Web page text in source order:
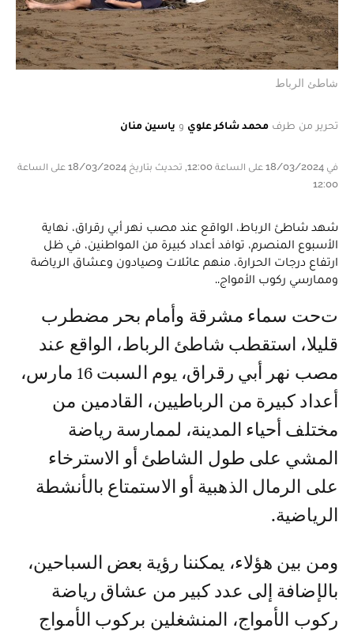
شاطئ الرباط
تحرير من طرف محمد شاكر علوي و ياسين منان
في 18/03/2024 على الساعة 12:00, تحديث بتاريخ 18/03/2024 على الساعة
12:00
شهد شاطئ الرباط، الواقع عند مصب نهر أبي رقراق، نهاية
الأسبوع المنصرم، توافد أعداد كبيرة من المواطنين، في ظل
ارتفاع درجات الحرارة، منهم عائلات وصيادون وعشاق الرياضة
وممارسي ركوب الأمواج..
تحت سماء مشرقة وأمام بحر مضطرب
قليلا، استقطب شاطئ الرباط، الواقع عند
مصب نهر أبي رقراق، يوم السبت 16 مارس،
أعداد كبيرة من الرباطيين، القادمين من
مختلف أحياء المدينة، لممارسة رياضة
المشي على طول الشاطئ أو الاسترخاء
على الرمال الذهبية أو الاستمتاع بالأنشطة
الرياضية.
ومن بين هؤلاء، يمكننا رؤية بعض السباحين،
بالإضافة إلى عدد كبير من عشاق رياضة
ركوب الأمواج، المنشغلين بركوب الأمواج